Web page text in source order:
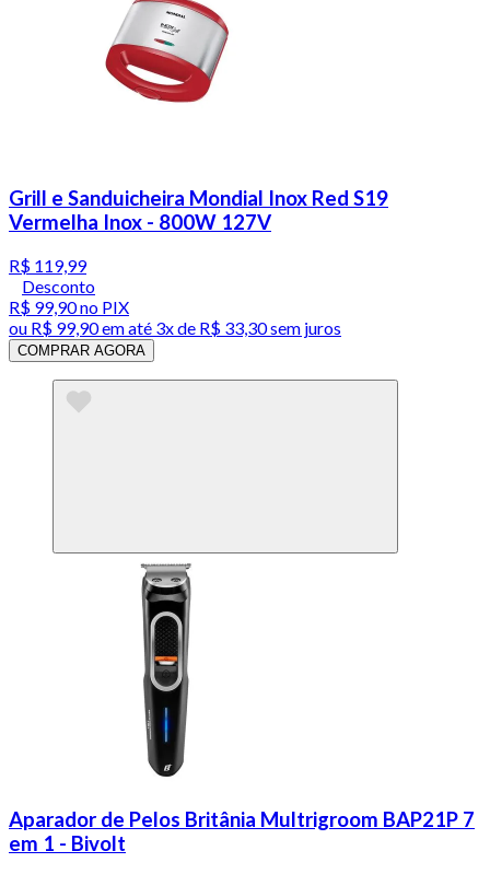
Grill e Sanduicheira Mondial Inox Red S19
Vermelha Inox - 800W 127V
R$ 119,99
Desconto
R$ 99,90no PIX
ou R$ 99,90em até 3x de R$ 33,30 sem juros
COMPRAR AGORA
Aparador de Pelos Britânia Multrigroom BAP21P 7
em 1 - Bivolt